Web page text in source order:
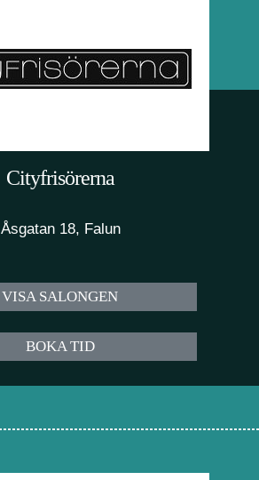
Cityfrisörerna
Åsgatan 18, Falun
VISA SALONGEN
BOKA TID